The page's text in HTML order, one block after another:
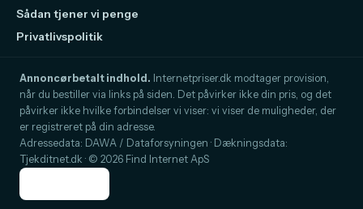
Sådan tjener vi penge
Privatlivspolitik
Annoncørbetalt indhold. Internetpriser.dk modtager provision,
når du bestiller via links på siden. Det påvirker ikke din pris, og det
påvirker ikke hvilke forbindelser vi viser: vi viser de muligheder, der
er registreret på din adresse.
Adressedata: DAWA / Dataforsyningen · Dækningsdata:
Tjekditnet.dk · © 2026 Find Internet ApS